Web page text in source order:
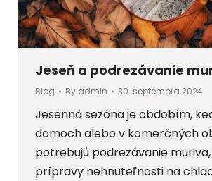
Jeseň a podrezávanie
Blog By admin 30. septembra 2024
Jesenná sezóna je obdobím,
domoch alebo v komerčných
potrebujú podrezávanie
prípravy nehnuteľnosti na